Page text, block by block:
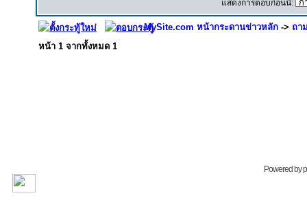
แสดงการตอบก่อนนี้:
MySite.com หน้ากระดานข่าวหลัก -> ถา
หน้า 1 จากทั้งหมด 1
Powered by